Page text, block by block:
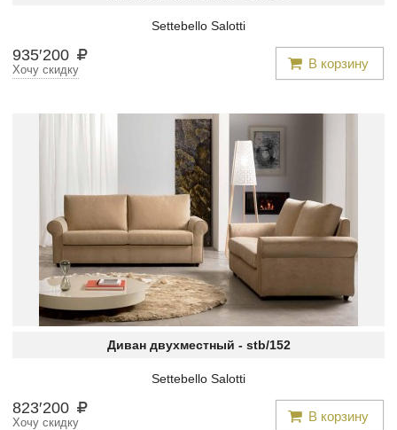
Settebello Salotti
935′200 В корзину
Хочу скидку
Диван двухместный - stb/152
Settebello Salotti
823′200 В корзину
Хочу скидку